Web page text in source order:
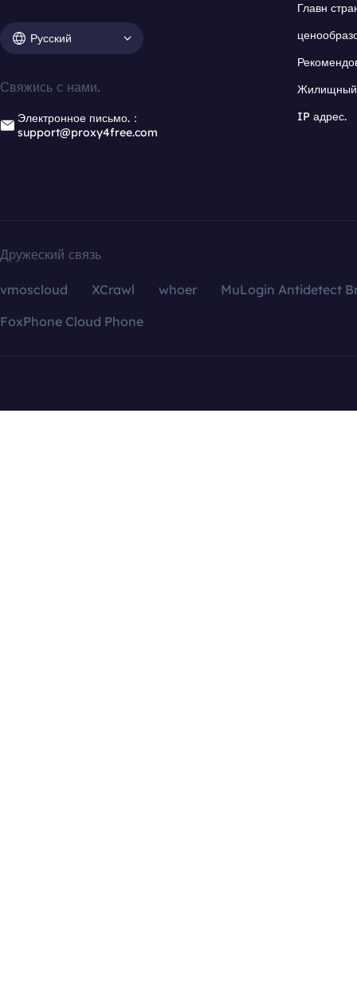
Русский
Свяжись с нами.
Электронное письмо.：
support@proxy4free.com
Главн
Жилищный
IP адрес.
Дружеский связь
vmoscloud XCrawl whoer
MuLogin Antidetect
FoxPhone Cloud Phone